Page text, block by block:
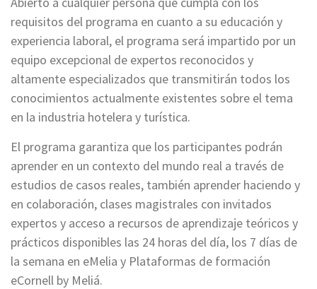
requisitos del programa en cuanto a su educación y
experiencia laboral, el programa será impartido por un
equipo excepcional de expertos reconocidos y
altamente especializados que transmitirán todos los
conocimientos actualmente existentes sobre el tema
en la industria hotelera y turística.
El programa garantiza que los participantes podrán
aprender en un contexto del mundo real a través de
estudios de casos reales, también aprender haciendo y
en colaboración, clases magistrales con invitados
expertos y acceso a recursos de aprendizaje teóricos y
prácticos disponibles las 24 horas del día, los 7 días de
la semana en eMelia y Plataformas de formación
eCornell by Meliá.